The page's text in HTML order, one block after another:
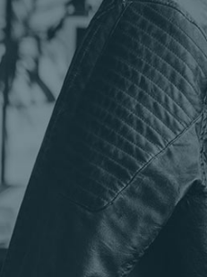
Certificações: AWS
Fale Conosco